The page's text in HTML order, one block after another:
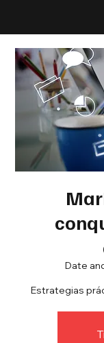
Date
Estrategias